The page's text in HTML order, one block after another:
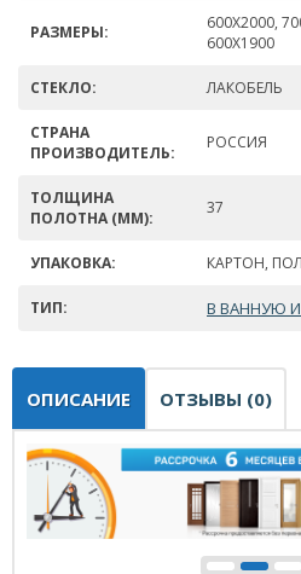
РАЗМЕРЫ:
600Х2000,
600Х1900
СТЕКЛО: ЛАКОБЕЛЬ
СТРАНА
ПРОИЗВОДИТЕЛЬ:
РОССИЯ
ТОЛЩИНА
ПОЛОТНА (ММ):
37
УПАКОВКА: КАРТОН,
ТИП: В ВАННУЮ И
ОПИСАНИЕ ОТЗЫВЫ (0)